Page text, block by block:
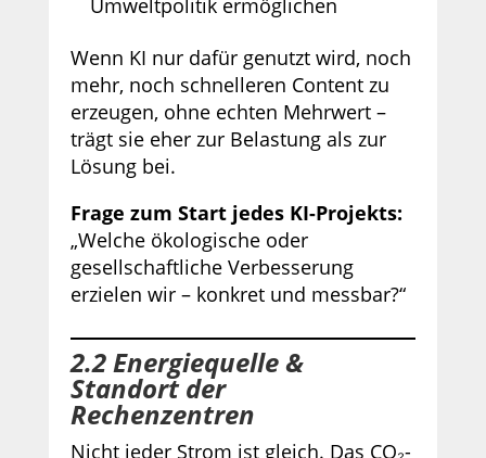
Umweltpolitik ermöglichen
Wenn KI nur dafür genutzt wird, noch
mehr, noch schnelleren Content zu
erzeugen, ohne echten Mehrwert –
trägt sie eher zur Belastung als zur
Lösung bei.
Frage zum Start jedes KI-Projekts:
„Welche ökologische oder
gesellschaftliche Verbesserung
erzielen wir – konkret und messbar?“
2.2 Energiequelle &
Standort der
Rechenzentren
Nicht jeder Strom ist gleich. Das CO₂-